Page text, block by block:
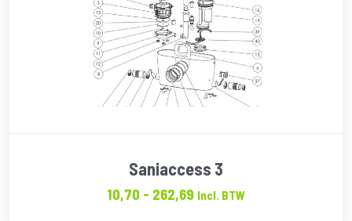
Saniaccess 3
10,70 - 262,69 Prijsklasse:
Incl. BTW